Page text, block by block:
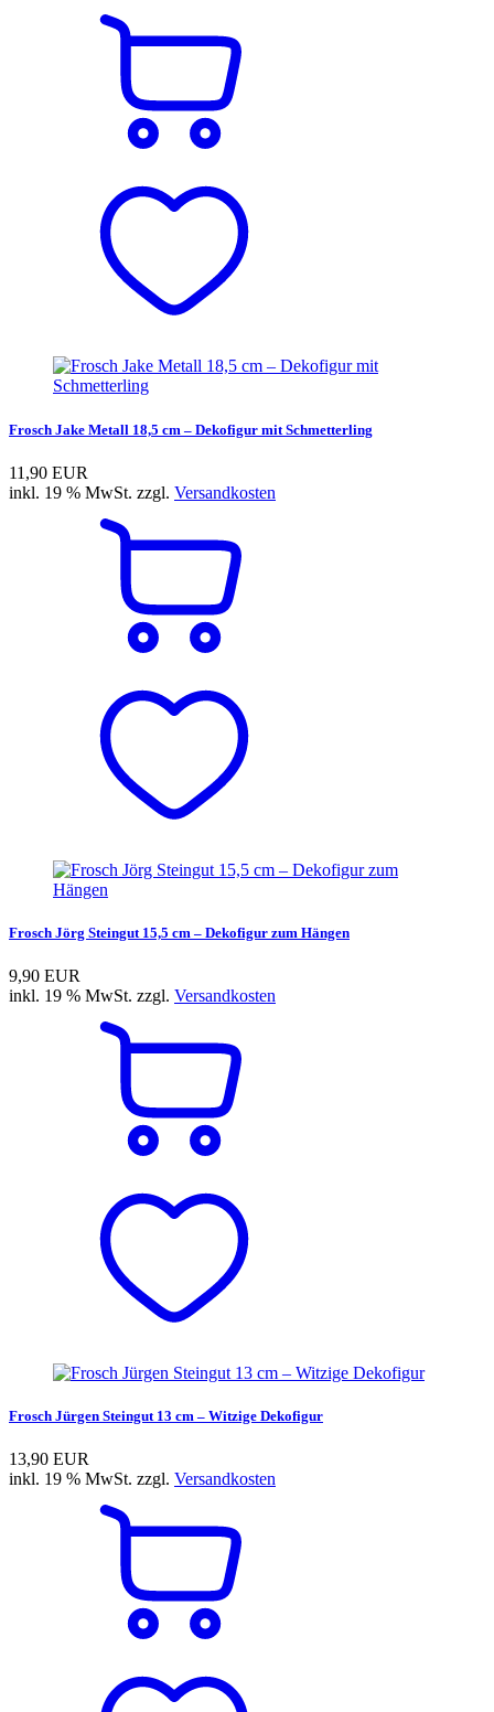
Frosch Jake Metall 18,5 cm – Dekofigur mit Schmetterling
11,90 EUR
inkl. 19 % MwSt. zzgl. Versandkosten
Frosch Jörg Steingut 15,5 cm – Dekofigur zum Hängen
9,90 EUR
inkl. 19 % MwSt. zzgl. Versandkosten
Frosch Jürgen Steingut 13 cm – Witzige Dekofigur
13,90 EUR
inkl. 19 % MwSt. zzgl. Versandkosten